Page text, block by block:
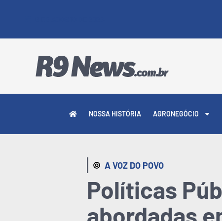
NOSSA HISTÓRIA AGRONEGÓCIO
A VOZ DO POVO
Políticas
abordadas